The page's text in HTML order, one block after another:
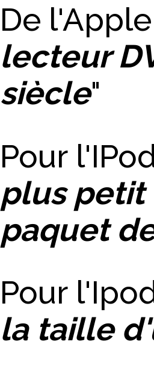
De
lecteur
siècle"
Pour
plus petit
paquet
Pour
la taille